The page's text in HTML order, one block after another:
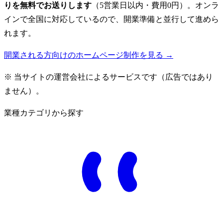
りを無料でお送りします （5営業日以内・費用0円）。オンラ
インで全国に対応しているので、開業準備と並行して進めら
れます。
開業される方向けのホームページ制作を見る →
※ 当サイトの運営会社によるサービスです（広告ではあり
ません）。
業種カテゴリから探す